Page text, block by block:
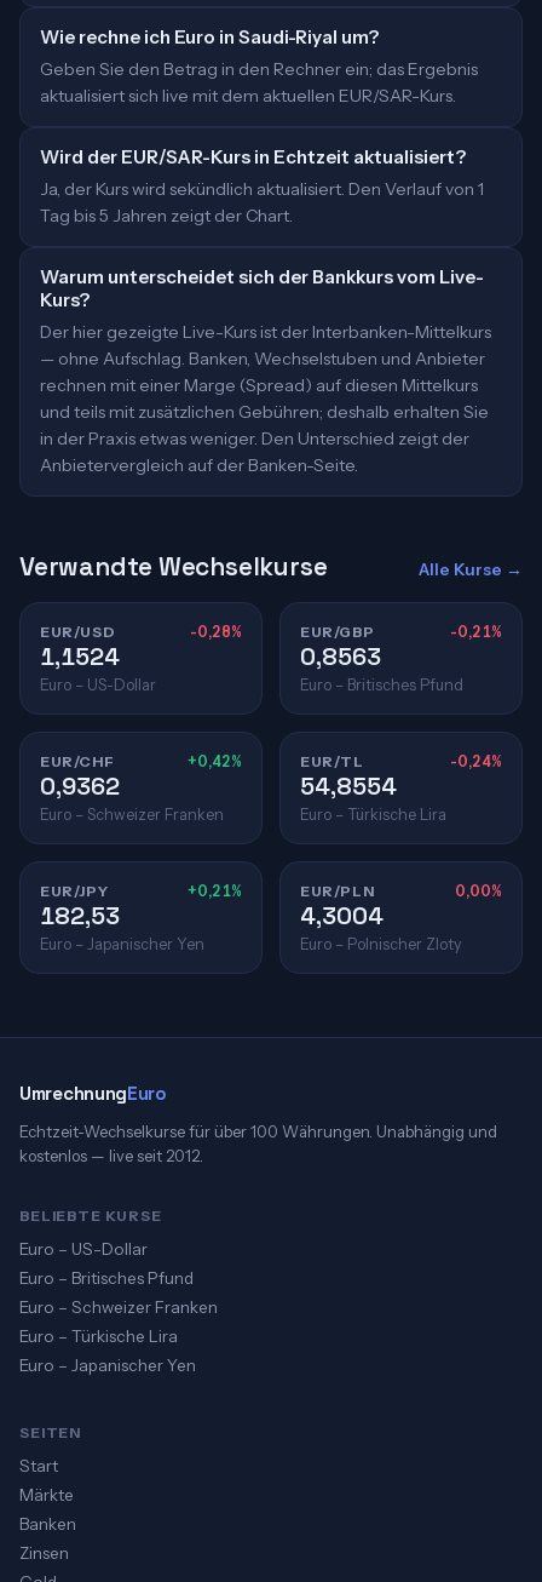
Wie rechne ich Euro in Saudi-Riyal um?
Geben Sie den Betrag in den Rechner ein; das Ergebnis
aktualisiert sich live mit dem aktuellen EUR/SAR-Kurs.
Wird der EUR/SAR-Kurs in Echtzeit aktualisiert?
Ja, der Kurs wird sekündlich aktualisiert. Den Verlauf von 1
Tag bis 5 Jahren zeigt der Chart.
Warum unterscheidet sich der Bankkurs vom Live-
Kurs?
Der hier gezeigte Live-Kurs ist der Interbanken-Mittelkurs
— ohne Aufschlag. Banken, Wechselstuben und Anbieter
rechnen mit einer Marge (Spread) auf diesen Mittelkurs
und teils mit zusätzlichen Gebühren; deshalb erhalten Sie
in der Praxis etwas weniger. Den Unterschied zeigt der
Anbietervergleich auf der Banken-Seite.
Verwandte Wechselkurse Alle Kurse →
EUR/USD -0,28%
1,1524
Euro – US-Dollar
EUR/GBP -0,21%
0,8563
Euro – Britisches Pfund
EUR/CHF +0,42%
0,9362
Euro – Schweizer Franken
EUR/TL -0,24%
54,8554
Euro – Türkische Lira
EUR/JPY +0,21%
182,53
Euro – Japanischer Yen
EUR/PLN 0,00%
4,3004
Euro – Polnischer Zloty
UmrechnungEuro
Echtzeit-Wechselkurse für über 100 Währungen. Unabhängig und
kostenlos — live seit 2012.
BELIEBTE KURSE
Euro – US-Dollar
Euro – Britisches Pfund
Euro – Schweizer Franken
Euro – Türkische Lira
Euro – Japanischer Yen
SEITEN
Start
Märkte
Banken
Zinsen